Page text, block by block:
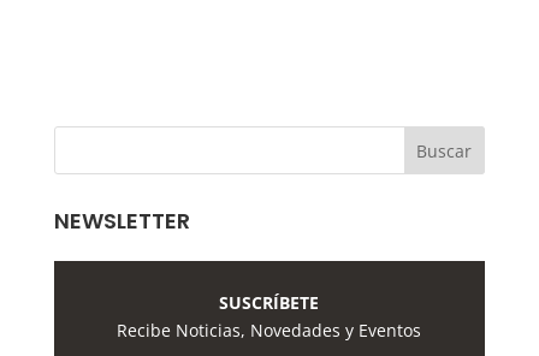
NEWSLETTER
SUSCRÍBETE
Recibe Noticias, Novedades y Eventos